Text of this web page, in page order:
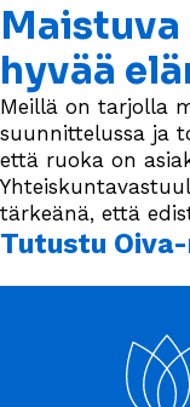
Maistuva
hyvää
Meillä on tarjolla
suunnittelussa ja
että ruoka on
tärkeänä, että
Tutustu